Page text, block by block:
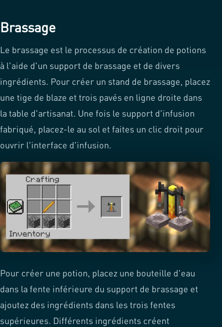
Brassage
Le brassage est le processus de création de potions
à l'aide d'un support de brassage et de divers
ingrédients. Pour créer un stand de brassage, placez
une tige de blaze et trois pavés en ligne droite dans
la table d'artisanat. Une fois le support d'infusion
fabriqué, placez-le au sol et faites un clic droit pour
ouvrir l'interface d'infusion.
Pour créer une potion, placez une bouteille d'eau
dans la fente inférieure du support de brassage et
ajoutez des ingrédients dans les trois fentes
supérieures. Différents ingrédients créent